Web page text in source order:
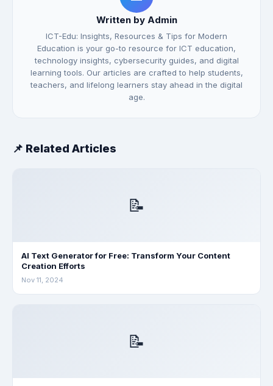
Written by Admin
ICT-Edu: Insights, Resources & Tips for Modern
Education is your go-to resource for ICT education,
technology insights, cybersecurity guides, and digital
learning tools. Our articles are crafted to help students,
teachers, and lifelong learners stay ahead in the digital
age.
📌 Related Articles
📝
AI Text Generator for Free: Transform Your Content
Creation Efforts
Nov 11, 2024
📝